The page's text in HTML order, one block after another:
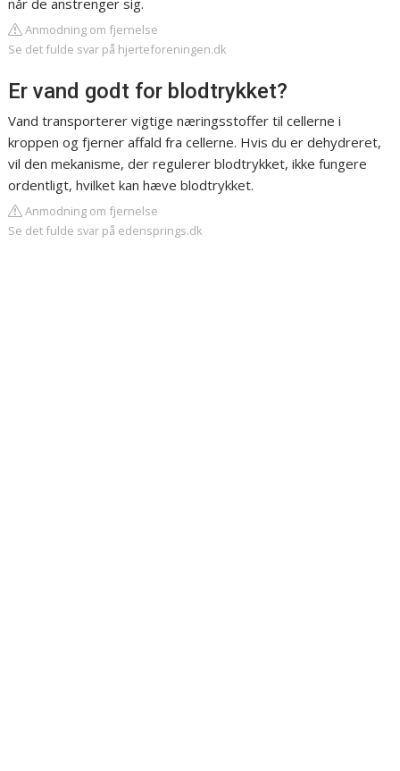
når de anstrenger sig.
Anmodning om fjernelse
Se det fulde svar på hjerteforeningen.dk
Er vand godt for blodtrykket?
Vand transporterer vigtige næringsstoffer til cellerne i
kroppen og fjerner affald fra cellerne. Hvis du er dehydreret,
vil den mekanisme, der regulerer blodtrykket, ikke fungere
ordentligt, hvilket kan hæve blodtrykket.
Anmodning om fjernelse
Se det fulde svar på edensprings.dk